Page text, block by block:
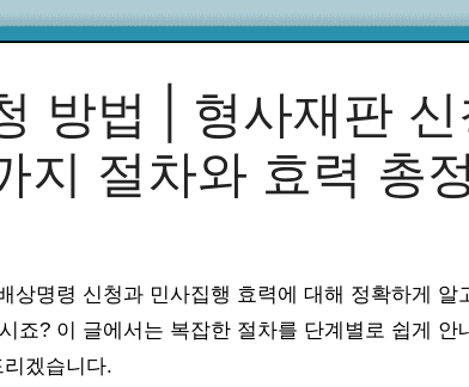
방법 | 형사재판 신
지 절차와 효력 총
상명령 신청과 민사집행 효력에 대해 정확하게 알
죠? 이 글에서는 복잡한 절차를 단계별로 쉽게 안
겠습니다.